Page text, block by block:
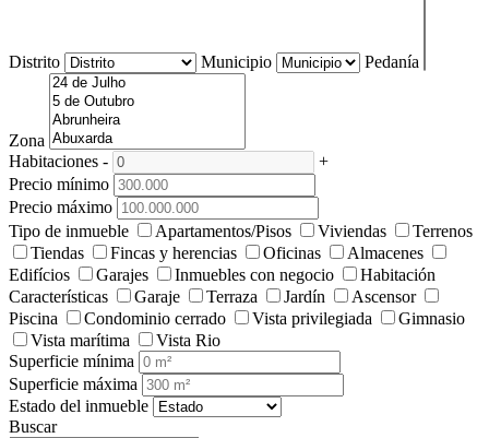
Distrito Municipio Pedanía
Zona
Habitaciones -
+
Precio mínimo
Precio máximo
Tipo de inmueble
Apartamentos/Pisos Viviendas
Terrenos
Tiendas
Fincas y herencias Oficinas
Almacenes
Edifícios
Garajes Inmuebles con negocio
Habitación
Características
Garaje Terraza Jardín
Ascensor
Piscina
Condominio cerrado Vista privilegiada
Gimnasio
Vista marítima
Vista Rio
Superficie mínima
Superficie máxima
Estado del inmueble
Buscar